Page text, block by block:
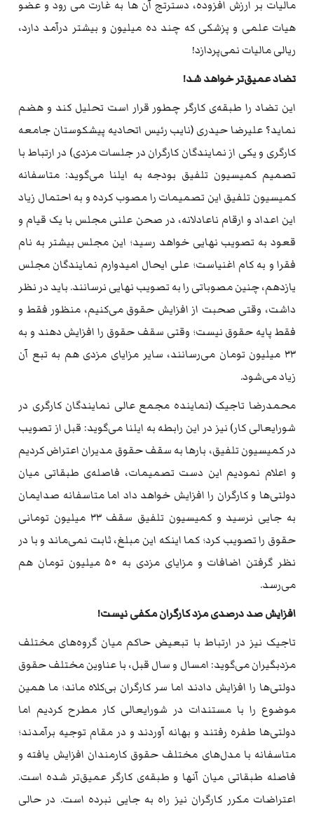
مالیات بر ارزش افزوده، دسترتج آن ها به غارت می رود و عضو
هیات علمی و پزشکی که چند ده میلیون و بیشتر درآمد دارد،
ریالی مالیات نمی‌پردازد!
تضاد عمیق‌تر خواهد شد!
این تضاد را طبقه‌ی کارگر چطور قرار است تحلیل کند و هضم
نماید؟ علیرضا حیدری (نایب رئیس اتحادیه پیشکوستان جامعه
کارگری و یکی از نمایندگان کارگران در جلسات مزدی) در ارتباط با
تصمیم کمیسیون تلفیق بودجه به ایلنا می‌گوید: متاسفانه
کمیسیون تلفیق این تصمیمات را مصوب کرده و به احتمال زیاد
این اعداد و ارقام ناعادلانه، در صحن علنی مجلس با یک قیام و
قعود به تصویب نهایی خواهد رسید؛ این مجلس بیشتر به نام
فقرا و به کام اغنیاست؛ علی ایحال امیدوارم نمایندگان مجلس
یازدهم، چنین مصوباتی را به تصویب نهایی نرسانند. باید در نظر
داشت، وقتی صحبت از افزایش حقوق می‌کنیم، منظور فقط و
فقط پایه حقوق نیست؛ وقتی سقف حقوق را افزایش دهند و به
۳۳ میلیون تومان می‌رسانند، سایر مزایای مزدی هم به تبع آن
زیاد می‌شود.
محمدرضا تاجیک (نماینده مجمع عالی نمایندگان کارگری در
شورایعالی کار) نیز در این رابطه به ایلنا می‌گوید: قبل از تصویب
در کمیسیون تلفیق، بارها به سقف حقوق مدیران اعتراض کردیم
و اعلام نمودیم این دست تصمیمات، فاصله‌ی طبقاتی میان
دولتی‌ها و کارگران را افزایش خواهد داد اما متاسفانه صدایمان
به جایی نرسید و کمیسیون تلفیق سقف ۳۳ میلیون تومانی
حقوق را تصویب کرد؛ کما اینکه این مبلغ، ثابت نمی‌ماند و با در
نظر گرفتن اضافات و مزایای مزدی به ۵۰ میلیون تومان هم
می‌رسد.
افزایش صد درصدی مزد کارگران مکفی نیست!
تاجیک نیز در ارتباط با تبعیض حاکم میان گروه‌های مختلف
مزدبگیران می‌گوید: امسال و سال قبل، با عناوین مختلف حقوق
دولتی‌ها را افزایش دادند اما سر کارگران بی‌کلاه ماند؛ ما همین
موضوع را با مستندات در شورایعالی کار مطرح کردیم اما
دولتی‌ها طفره رفتند و بهانه آوردند و در مقام توجیه برآمدند؛
متاسفانه با مدل‌های مختلف حقوق کارمندان افزایش یافته و
فاصله طبقاتی میان آنها و طبقه‌ی کارگر عمیق‌تر شده است.
اعتراضات مکرر کارگران نیز راه به جایی نبرده است. در حالی